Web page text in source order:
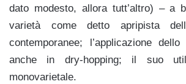
dato modesto, allora tutt’altro) – a
varietà come detto apripista
contemporanee; l’applicazione
anche in dry-hopping; il suo
monovarietale.